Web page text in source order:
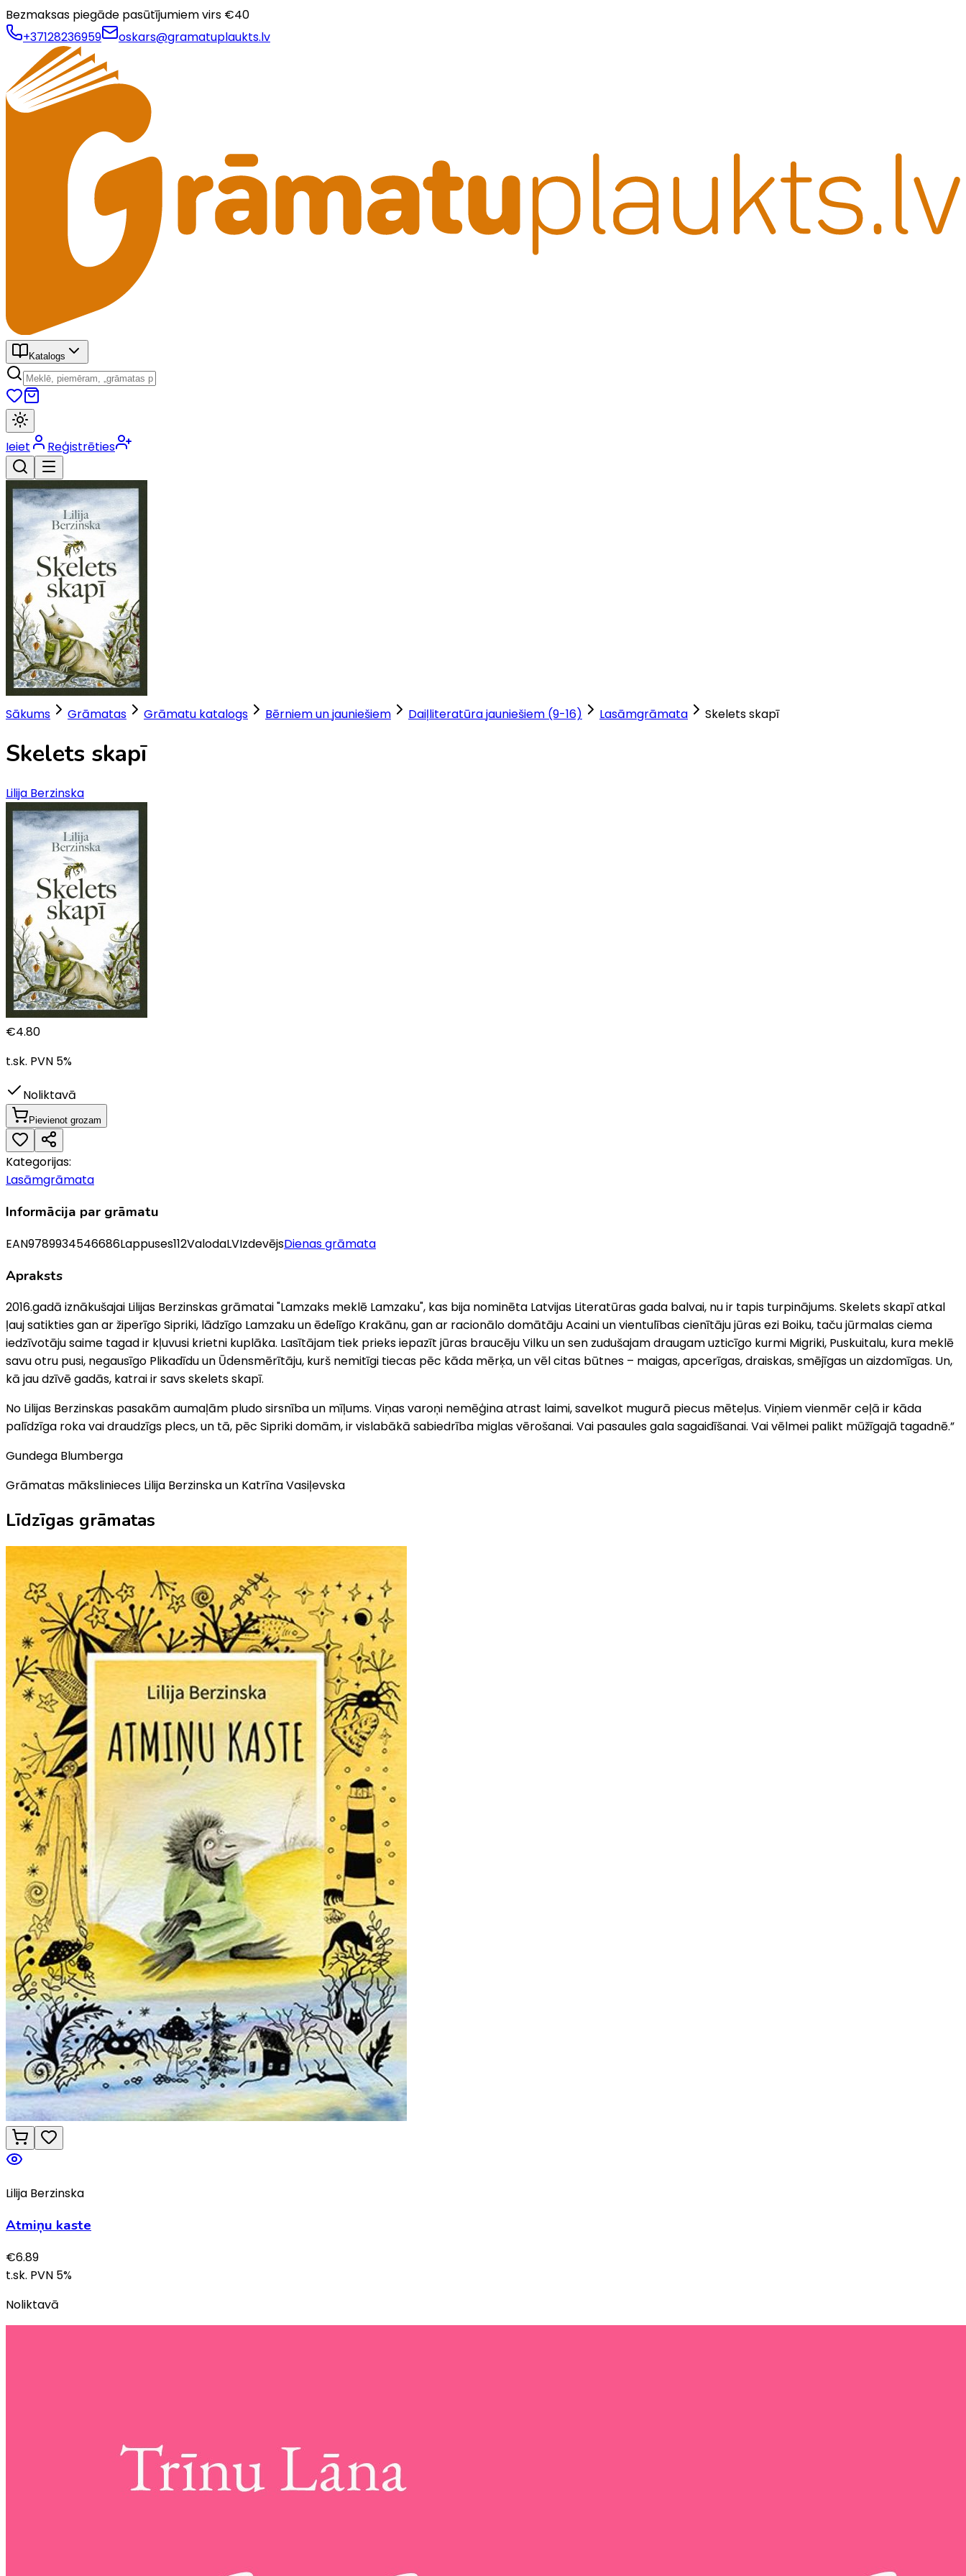
Bezmaksas piegāde pasūtījumiem virs €40
+37128236959
oskars@gramatuplaukts.lv
Katalogs
Ieiet Reģistrēties
Sākums Grāmatas Grāmatu katalogs Bērniem un jauniešiem Daiļliteratūra jauniešiem (9-16) Lasāmgrāmata Skelets skapī
Skelets skapī
Lilija Berzinska
€4.80
t.sk. PVN 5%
Noliktavā
Pievienot grozam
Kategorijas:
Lasāmgrāmata
Informācija par grāmatu
EAN9789934546686Lappuses112ValodaLVIzdevējsDienas grāmata
Apraksts
2016.gadā iznākušajai Lilijas Berzinskas grāmatai "Lamzaks meklē Lamzaku", kas bija nominēta Latvijas Literatūras gada balvai, nu ir tapis turpinājums. Skelets skapī atkal
ļauj satikties gan ar žiperīgo Sipriki, lādzīgo Lamzaku un ēdelīgo Krakānu, gan ar racionālo domātāju Acaini un vientulības cienītāju jūras ezi Boiku, taču jūrmalas ciema
iedzīvotāju saime tagad ir kļuvusi krietni kuplāka. Lasītājam tiek prieks iepazīt jūras braucēju Vilku un sen zudušajam draugam uzticīgo kurmi Migriki, Puskuitalu, kura meklē
savu otru pusi, negausīgo Plikadīdu un Ūdensmērītāju, kurš nemitīgi tiecas pēc kāda mērķa, un vēl citas būtnes – maigas, apcerīgas, draiskas, smējīgas un aizdomīgas. Un,
kā jau dzīvē gadās, katrai ir savs skelets skapī.
No Lilijas Berzinskas pasakām aumaļām pludo sirsnība un mīļums. Viņas varoņi nemēģina atrast laimi, savelkot mugurā piecus mēteļus. Viņiem vienmēr ceļā ir kāda
palīdzīga roka vai draudzīgs plecs, un tā, pēc Sipriki domām, ir vislabākā sabiedrība miglas vērošanai. Vai pasaules gala sagaidīšanai. Vai vēlmei palikt mūžīgajā tagadnē.”
Gundega Blumberga
Grāmatas mākslinieces Lilija Berzinska un Katrīna Vasiļevska
Līdzīgas grāmatas
Lilija Berzinska
Atmiņu kaste
€6.89
t.sk. PVN 5%
Noliktavā